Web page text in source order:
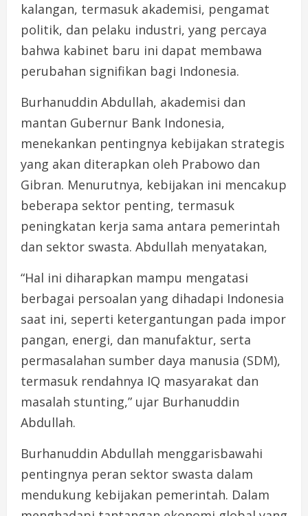
kalangan, termasuk akademisi, pengamat
politik, dan pelaku industri, yang percaya
bahwa kabinet baru ini dapat membawa
perubahan signifikan bagi Indonesia.
Burhanuddin Abdullah, akademisi dan
mantan Gubernur Bank Indonesia,
menekankan pentingnya kebijakan strategis
yang akan diterapkan oleh Prabowo dan
Gibran. Menurutnya, kebijakan ini mencakup
beberapa sektor penting, termasuk
peningkatan kerja sama antara pemerintah
dan sektor swasta. Abdullah menyatakan,
“Hal ini diharapkan mampu mengatasi
berbagai persoalan yang dihadapi Indonesia
saat ini, seperti ketergantungan pada impor
pangan, energi, dan manufaktur, serta
permasalahan sumber daya manusia (SDM),
termasuk rendahnya IQ masyarakat dan
masalah stunting,” ujar Burhanuddin
Abdullah.
Burhanuddin Abdullah menggarisbawahi
pentingnya peran sektor swasta dalam
mendukung kebijakan pemerintah. Dalam